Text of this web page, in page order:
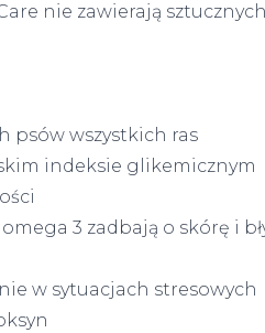
nie zawierają
psów wszystkich ras
indeksie glikemicznym
3 zadbają o skórę i
w sytuacjach stresowych